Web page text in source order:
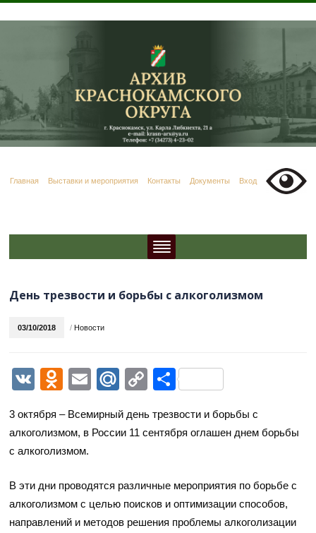
Главная Выставки и мероприятия Контакты Документы Вход
День трезвости и борьбы с алкоголизмом
03/10/2018 / Новости
VK Odnoklassniki
EmailMail.Ru
CopyОтправить
3 октября – Всемирный день трезвости и борьбы с
алкоголизмом, в России 11 сентября оглашен днем борьбы
с алкоголизмом.
В эти дни проводятся различные мероприятия по борьбе с
алкоголизмом с целью поисков и оптимизации способов,
направлений и методов решения проблемы алкоголизации